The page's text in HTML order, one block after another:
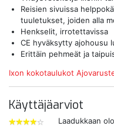
Reisien sivuissa
tuuletukset, joiden alla
Henkselit, irrotettavissa
CE hyväksytty ajohousu
Erittäin pehmeät ja
Ixon kokotaulukot
Käyttäjäarviot
Laadukkaan